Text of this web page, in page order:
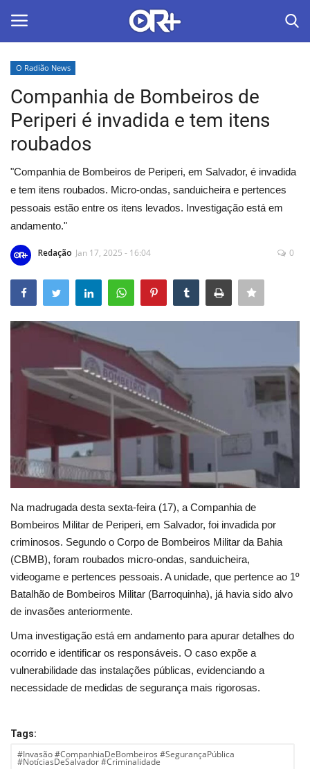
Home
Últimas
Radio & Tv
Política
Economia
Educação
Municípios
Language
portugues English
O Radião News
Companhia de Bombeiros de
Periperi é invadida e tem itens
roubados
"Companhia de Bombeiros de Periperi, em Salvador, é invadida
e tem itens roubados. Micro-ondas, sanduicheira e pertences
pessoais estão entre os itens levados. Investigação está em
andamento."
Redação Jan 17, 2025 - 16:04 0
Na madrugada desta sexta-feira (17), a Companhia de
Bombeiros Militar de Periperi, em Salvador, foi invadida por
criminosos. Segundo o Corpo de Bombeiros Militar da Bahia
(CBMB), foram roubados micro-ondas, sanduicheira,
videogame e pertences pessoais. A unidade, que pertence ao 1º
Batalhão de Bombeiros Militar (Barroquinha), já havia sido alvo
de invasões anteriormente.
Uma investigação está em andamento para apurar detalhes do
ocorrido e identificar os responsáveis. O caso expõe a
vulnerabilidade das instalações públicas, evidenciando a
necessidade de medidas de segurança mais rigorosas.
Tags:
#Invasão #CompanhiaDeBombeiros #SegurançaPública
#NotíciasDeSalvador #Criminalidade